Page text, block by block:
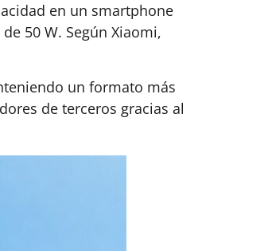
en un smartphone
50 W. Según Xiaomi,
un formato más
de terceros gracias al